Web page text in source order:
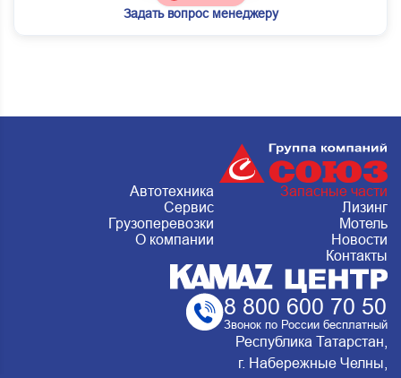
Задать вопрос менеджеру
Автотехника
Запасные части
Сервис
Лизинг
Грузоперевозки
Мотель
О компании
Новости
Контакты
8 800 600 70 50
Звонок по России бесплатный
Республика Татарстан,
г. Набережные Челны,